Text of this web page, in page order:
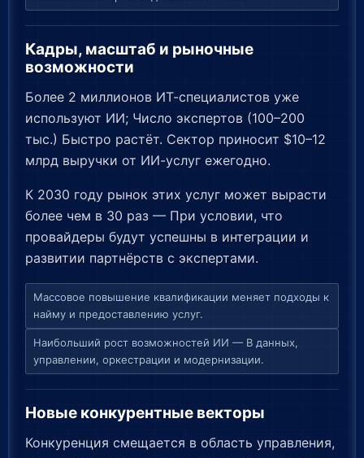
Кадры, масштаб и рыночные
возможности
Более 2 миллионов ИТ-специалистов уже
используют ИИ; Число экспертов (100–200
тыс.) Быстро растёт. Сектор приносит $10–12
млрд выручки от ИИ-услуг ежегодно.
К 2030 году рынок этих услуг может вырасти
более чем в 30 раз — При условии, что
провайдеры будут успешны в интеграции и
развитии партнёрств с экспертами.
Массовое повышение квалификации меняет подходы к
найму и предоставлению услуг.
Наибольший рост возможностей ИИ — В данных,
управлении, оркестрации и модернизации.
Новые конкурентные векторы
Конкуренция смещается в область управления,